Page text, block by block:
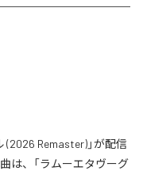
Remaster)」が配信
は、「ラムーエタヴーグ